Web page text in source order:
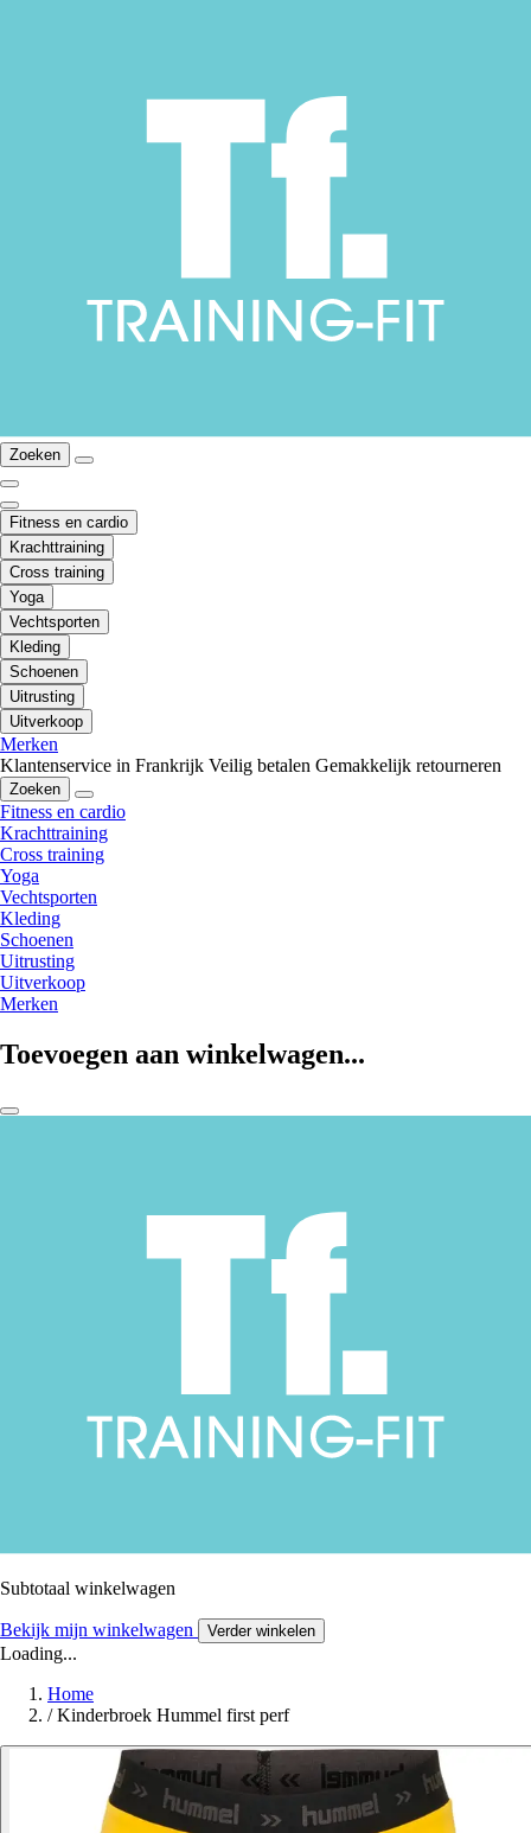
Zoeken
Fitness en cardio
Krachttraining
Cross training
Yoga
Vechtsporten
Kleding
Schoenen
Uitrusting
Uitverkoop
Merken
Klantenservice in Frankrijk Veilig betalen Gemakkelijk retourneren
Zoeken
Fitness en cardio
Krachttraining
Cross training
Yoga
Vechtsporten
Kleding
Schoenen
Uitrusting
Uitverkoop
Merken
Toevoegen aan winkelwagen...
Subtotaal winkelwagen
Bekijk mijn winkelwagen Verder winkelen
Loading...
Home
/ Kinderbroek Hummel first perf